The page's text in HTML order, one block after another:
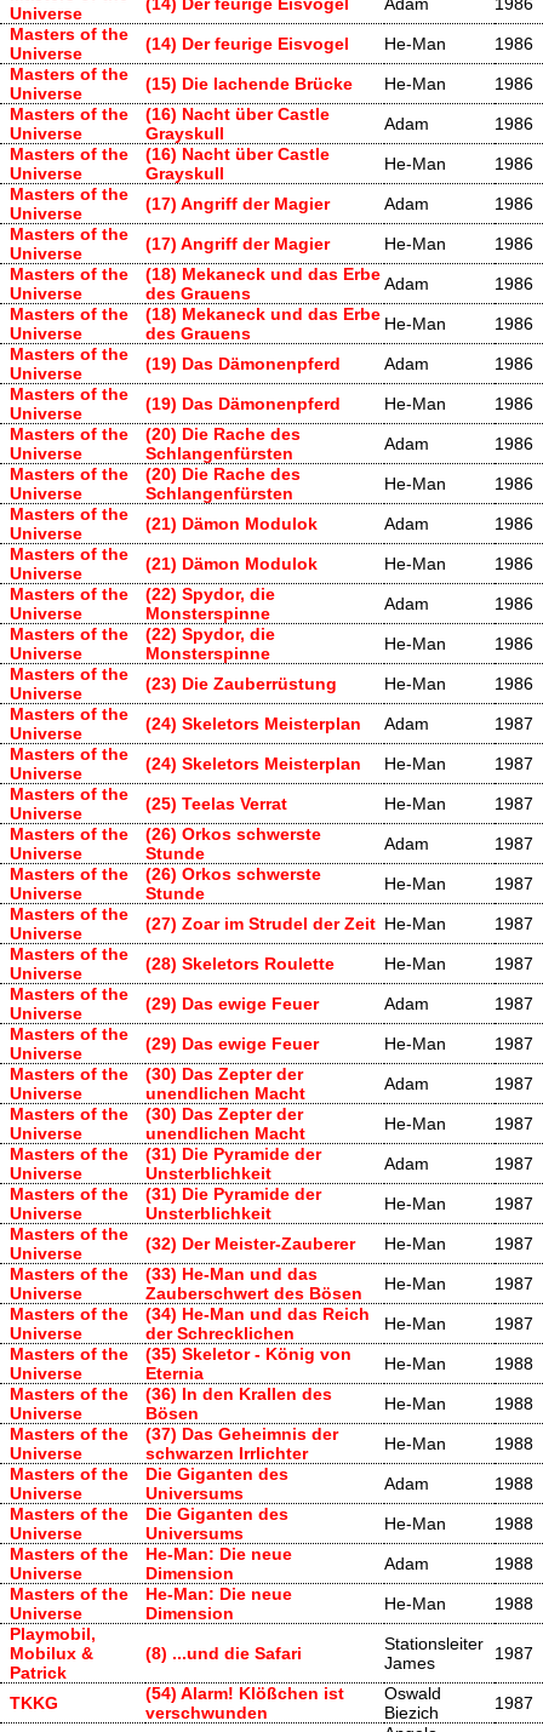
Universe
Masters of the
Universe
(14) Der feurige Eisvogel He-Man
1986
Masters of the
Universe
(15) Die lachende Brücke He-Man
1986
Masters of the
Universe
(16) Nacht über Castle
Grayskull
Adam
1986
Masters of the
Universe
(16) Nacht über Castle
Grayskull
He-Man
1986
Masters of the
Universe
(17) Angriff der Magier Adam
1986
Masters of the
Universe
(17) Angriff der Magier He-Man
1986
Masters of the
Universe
(18) Mekaneck und das Erbe
des Grauens
Adam
1986
Masters of the
Universe
(18) Mekaneck und das Erbe
des Grauens
He-Man
1986
Masters of the
Universe
(19) Das Dämonenpferd Adam
1986
Masters of the
Universe
(19) Das Dämonenpferd He-Man
1986
Masters of the
Universe
(20) Die Rache des
Schlangenfürsten
Adam
1986
Masters of the
Universe
(20) Die Rache des
Schlangenfürsten
He-Man
1986
Masters of the
Universe
(21) Dämon Modulok Adam
1986
Masters of the
Universe
(21) Dämon Modulok He-Man
1986
Masters of the
Universe
(22) Spydor, die
Monsterspinne
Adam
1986
Masters of the
Universe
(22) Spydor, die
Monsterspinne
He-Man
1986
Masters of the
Universe
(23) Die Zauberrüstung He-Man
1986
Masters of the
Universe
(24) Skeletors Meisterplan Adam
1987
Masters of the
Universe
(24) Skeletors Meisterplan He-Man
1987
Masters of the
Universe
(25) Teelas Verrat He-Man
1987
Masters of the
Universe
(26) Orkos schwerste
Stunde
Adam
1987
Masters of the
Universe
(26) Orkos schwerste
Stunde
He-Man
1987
Masters of the
Universe
(27) Zoar im Strudel der Zeit He-Man
1987
Masters of the
Universe
(28) Skeletors Roulette He-Man
1987
Masters of the
Universe
(29) Das ewige Feuer Adam
1987
Masters of the
Universe
(29) Das ewige Feuer He-Man
1987
Masters of the
Universe
(30) Das Zepter der
unendlichen Macht
Adam
1987
Masters of the
Universe
(30) Das Zepter der
unendlichen Macht
He-Man
1987
Masters of the
Universe
(31) Die Pyramide der
Unsterblichkeit
Adam
1987
Masters of the
Universe
(31) Die Pyramide der
Unsterblichkeit
He-Man
1987
Masters of the
Universe
(32) Der Meister-Zauberer He-Man
1987
Masters of the
Universe
(33) He-Man und das
Zauberschwert des Bösen
He-Man
1987
Masters of the
Universe
(34) He-Man und das Reich
der Schrecklichen
He-Man
1987
Masters of the
Universe
(35) Skeletor - König von
Eternia
He-Man
1988
Masters of the
Universe
(36) In den Krallen des
Bösen
He-Man
1988
Masters of the
Universe
(37) Das Geheimnis der
schwarzen Irrlichter
He-Man
1988
Masters of the
Universe
Die Giganten des
Universums
Adam
1988
Masters of the
Universe
Die Giganten des
Universums
He-Man
1988
Masters of the
Universe
He-Man: Die neue
Dimension
Adam
1988
Masters of the
Universe
He-Man: Die neue
Dimension
He-Man
1988
Playmobil,
Mobilux &
Patrick
(8) ...und die Safari
Stationsleiter
James
1987
TKKG
(54) Alarm! Klößchen ist
verschwunden
Oswald
Biezich
1987